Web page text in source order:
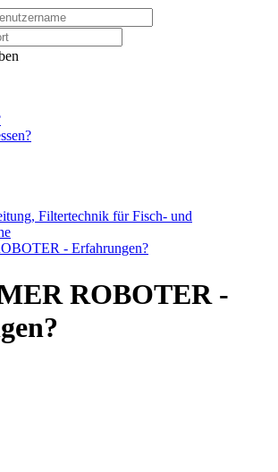
Filtertechnik für Fisch- und
- Erfahrungen?
ROBOTER -